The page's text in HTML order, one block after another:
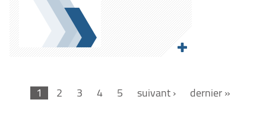
1 2 3 4 5 suivant › dernier »